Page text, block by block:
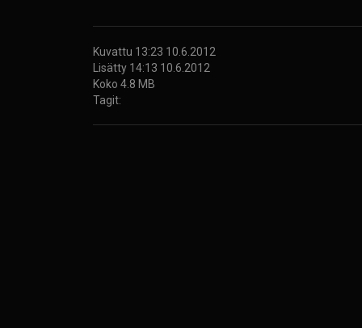
Kuvattu 13:23 10.6.2012
Lisätty 14:13 10.6.2012
Koko 4.8 MB
Tagit: